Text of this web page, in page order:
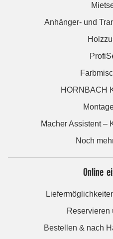
Anhänger- und
HORNBACH
Macher Assistent –
Noch
Online
Reservieren
Bestellen & nach